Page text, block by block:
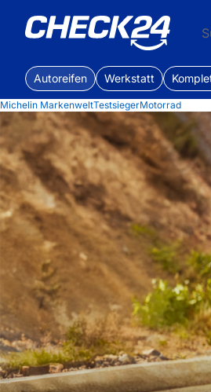
Autoreifen Werkstatt
Michelin MarkenweltTestsiegerMotorrad